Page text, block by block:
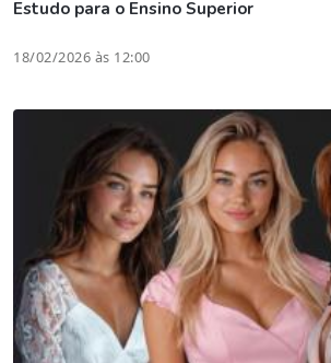
Estudo para o Ensino Superior
18/02/2026 às 12:00